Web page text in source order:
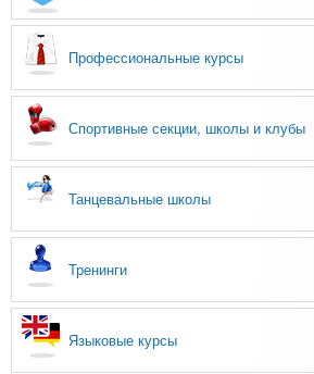
Профессиональные курсы
Спортивные секции, школы и клубы
Танцевальные школы
Тренинги
Языковые курсы